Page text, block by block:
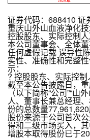
证券代码：688410 证
重庆山外山血液净化
控股股东、实际控制
本公司董事会、全体
任何虚假记载 误导性
实性、准确性和完整
示：
? 控股股东、实际控
截至本公告披露日，
（以下简称“公司”“山
人、董事长兼总经理
份的总数量
股份来源于公司首次
得和二级市场买入，
增股本取得股份已于